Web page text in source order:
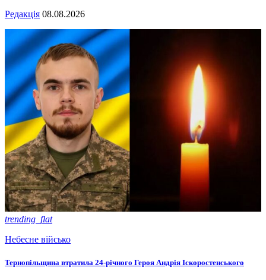
Редакція 08.08.2026
trending_flat
Небесне військо
Тернопільщина втратила 24-річного Героя Андрія Іскоростенського